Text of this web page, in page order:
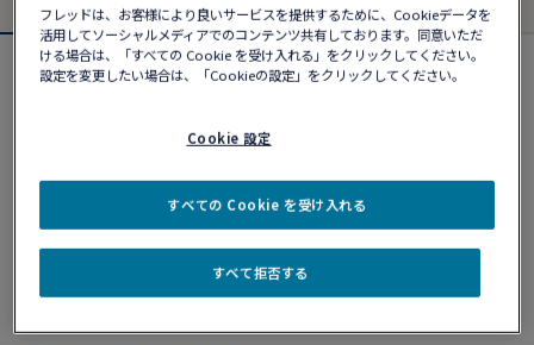
カスタマイズ可能
カスタマイズ
ショッピングバッグに追加
フレッドは、お客様により良いサービスを提供するために、Cookieデータを
活用してソーシャルメディアでのコンテンツ共有しております。同意いただ
ける場合は、「すべての Cookie を受け入れる」をクリックしてください。
設定を変更したい場合は、「Cookieの設定」をクリックしてください。
Cookie 設定
すべて拒否する
すべての Cookie を受け入れる